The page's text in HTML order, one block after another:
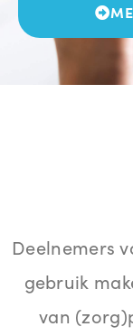
Deelnemers
gebruik
van